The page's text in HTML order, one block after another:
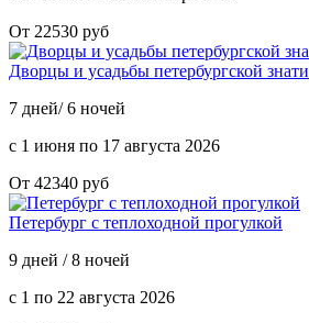
От 22530 руб
Дворцы и усадьбы петербургской знати
7 дней/ 6 ночей
с 1 июня по 17 августа 2026
От 42340 руб
Петербург с теплоходной прогулкой
9 дней / 8 ночей
с 1 по 22 августа 2026